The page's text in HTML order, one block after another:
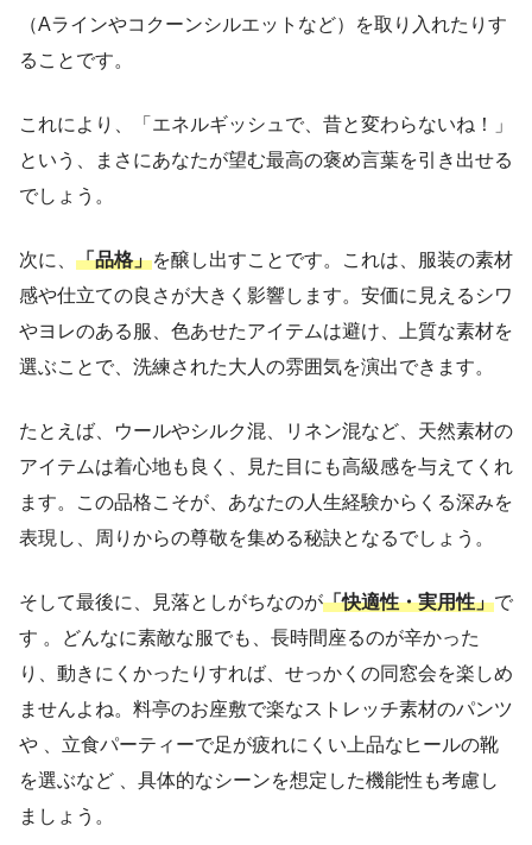
（Aラインやコクーンシルエットなど）を取り入れたりす
ることです。
これにより、「エネルギッシュで、昔と変わらないね！」
という、まさにあなたが望む最高の褒め言葉を引き出せる
でしょう。
次に、 「品格」を醸し出すことです。これは、服装の素材
感や仕立ての良さが大きく影響します。安価に見えるシワ
やヨレのある服、色あせたアイテムは避け、上質な素材を
選ぶことで、洗練された大人の雰囲気を演出できます。
たとえば、ウールやシルク混、リネン混など、天然素材の
アイテムは着心地も良く、見た目にも高級感を与えてくれ
ます。この品格こそが、あなたの人生経験からくる深みを
表現し、周りからの尊敬を集める秘訣となるでしょう。
そして最後に、見落としがちなのが「快適性・実用性」で
す 。どんなに素敵な服でも、長時間座るのが辛かった
り、動きにくかったりすれば、せっかくの同窓会を楽しめ
ませんよね。料亭のお座敷で楽なストレッチ素材のパンツ
や 、立食パーティーで足が疲れにくい上品なヒールの靴
を選ぶなど 、具体的なシーンを想定した機能性も考慮し
ましょう。